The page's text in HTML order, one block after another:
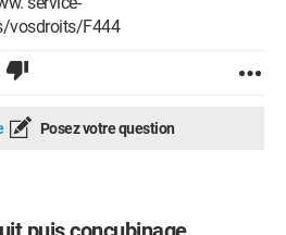
vosdroits/F444
Posez votre question